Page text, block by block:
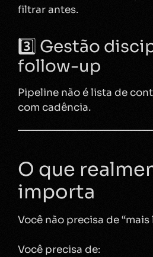
filtrar antes.
3️⃣ Gestão
follow-up
Pipeline não é lista de
com cadência.
O que
importa
Você não precisa de “mais
Você precisa de: